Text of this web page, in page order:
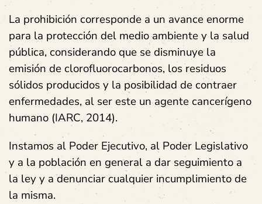
La prohibición corresponde a un avance enorme
para la protección del medio ambiente y la salud
pública, considerando que se disminuye la
emisión de clorofluorocarbonos, los residuos
sólidos producidos y la posibilidad de contraer
enfermedades, al ser este un agente cancerígeno
humano (IARC, 2014).
Instamos al Poder Ejecutivo, al Poder Legislativo
y a la población en general a dar seguimiento a
la ley y a denunciar cualquier incumplimiento de
la misma.